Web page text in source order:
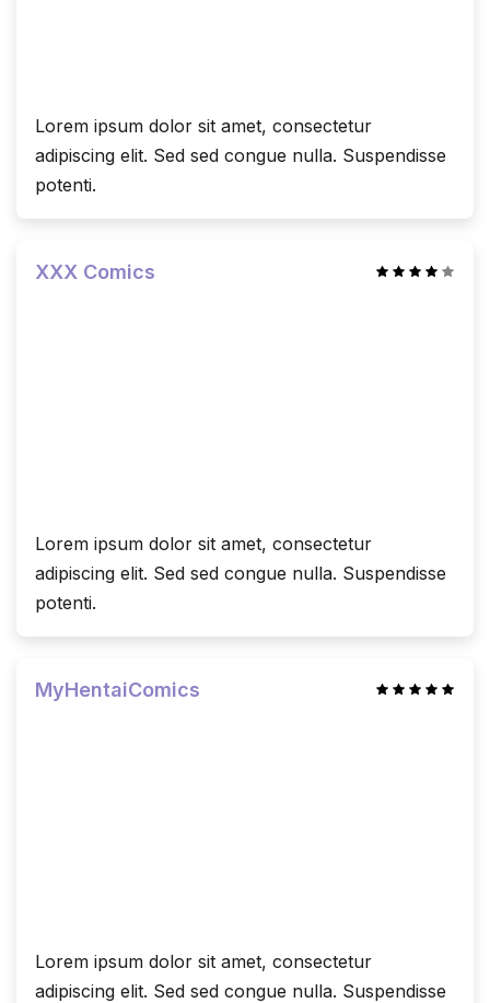
Lorem ipsum dolor sit amet, consectetur
adipiscing elit. Sed sed congue nulla. Suspendisse
potenti.
XXX Comics
Lorem ipsum dolor sit amet, consectetur
adipiscing elit. Sed sed congue nulla. Suspendisse
potenti.
MyHentaiComics
Lorem ipsum dolor sit amet, consectetur
adipiscing elit. Sed sed congue nulla. Suspendisse